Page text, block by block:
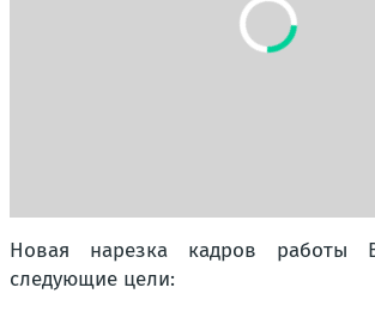
Новая нарезка кадров работы
следующие цели: